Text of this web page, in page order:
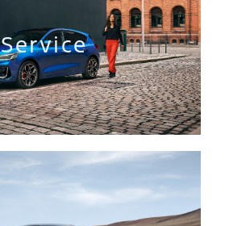
Service